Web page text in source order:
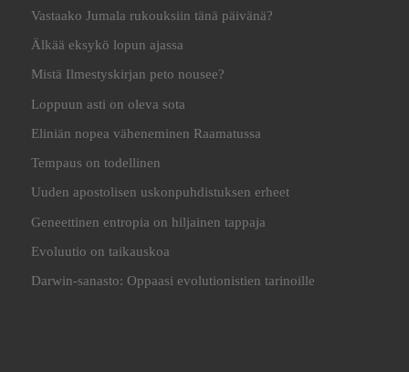
Vastaako Jumala rukouksiin tänä päivänä?
Älkää eksykö lopun ajassa
Mistä Ilmestyskirjan peto nousee?
Loppuun asti on oleva sota
Eliniän nopea väheneminen Raamatussa
Tempaus on todellinen
Uuden apostolisen uskonpuhdistuksen erheet
Geneettinen entropia on hiljainen tappaja
Evoluutio on taikauskoa
Darwin-sanasto: Oppaasi evolutionistien tarinoille